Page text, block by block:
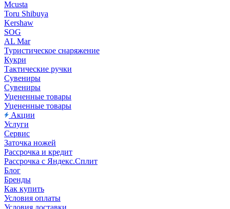
Mcusta
Toru Shibuya
Kershaw
SOG
AL Mar
Туристическое снаряжение
Кукри
Тактические ручки
Сувениры
Сувениры
Уцененные товары
Уцененные товары
Акции
Услуги
Сервис
Заточка ножей
Рассрочка и кредит
Рассрочка с Яндекс.Сплит
Блог
Бренды
Как купить
Условия оплаты
Условия доставки